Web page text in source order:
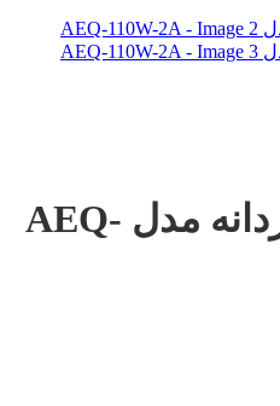
ساعت کاسیو مردانه مدل AEQ-